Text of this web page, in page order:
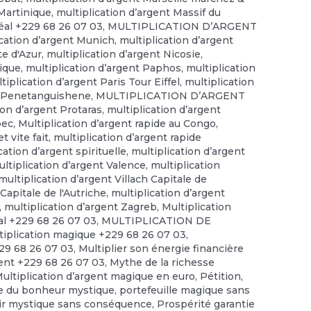
, multiplication d’argent Massif du
+229 68 26 07 03, MULTIPLICATION D’ARGENT
d’argent Munich, multiplication d’argent
d'Azur, multiplication d’argent Nicosie,
, multiplication d’argent Paphos, multiplication
d’argent Paris Tour Eiffel, multiplication
, MULTIPLICATION D’ARGENT
d’argent Protaras, multiplication d’argent
, Multiplication d’argent rapide au Congo,
vite fait, multiplication d’argent rapide
d’argent spirituelle, multiplication d’argent
d’argent Valence, multiplication
d’argent Villach Capitale de
de l'Autriche, multiplication d’argent
, multiplication d’argent Zagreb, Multiplication
+229 68 26 07 03, MULTIPLICATION DE
magique +229 68 26 07 03,
68 26 07 03, Multiplier son énergie financière
+229 68 26 07 03, Mythe de la richesse
d’argent magique en euro, Pétition,
du bonheur mystique, portefeuille magique sans
mystique sans conséquence, Prospérité garantie